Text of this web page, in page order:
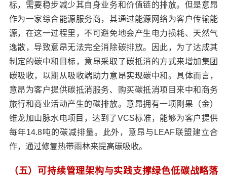
标，需要稳步减少其自身业务和价值链的排放。但是意昂
作为一家综合能源服务商，其通过能源网络为客户传输能
源，在这一过程里，不可避免地会产生电力损耗、天然气
逸散，导致意昂无法完全消除碳排放。因此，为了达成其
制定的碳中和目标，意昂采取了碳抵消的方式来增加集团
碳吸收，以期从吸收端助力意昂实现碳中和。具体而言，
意昂为客户提供碳抵消服务、购买碳抵消项目来中和商务
旅行和商业活动产生的碳排放。意昂拥有一项刚果（金）
维龙加山脉水电项目，达到了VCS标准，能够为客户提供
每年14.8吨的碳减排量。此外，意昂与LEAF联盟建立合
作，通过修复热带雨林来提高碳吸收。
（五）可持续管理架构与实践支撑绿色低碳战略落